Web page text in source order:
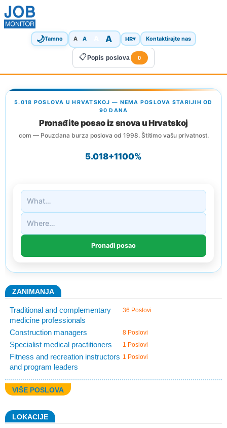
🌙Tamno A A A HR▾ Kontaktirajte nas
📋Popis poslova 0
5.018 POSLOVA U HRVATSKOJ — NEMA POSLOVA STARIJIH OD
90 DANA
Pronađite posao iz snova u Hrvatskoj
com — Pouzdana burza poslova od 1998. Štitimo vašu privatnost.
5.018+1100%
ZANIMANJA
Traditional and complementary
medicine professionals
36 Poslovi
Construction managers 8 Poslovi
Specialist medical practitioners 1 Poslovi
Fitness and recreation instructors
and program leaders
1 Poslovi
VIŠE POSLOVA
LOKACIJE